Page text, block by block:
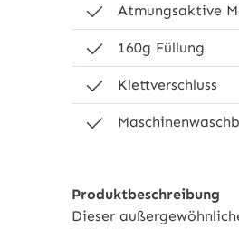
Atmungsaktive
160g Füllung
Klettverschluss
Produktbeschreibung
Dieser